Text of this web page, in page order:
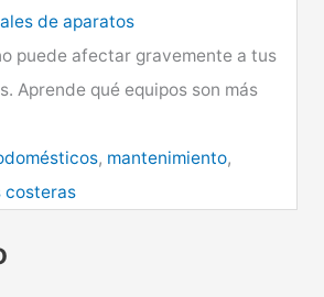
de aparatos
puede afectar gravemente a tus
Aprende qué equipos son más
, mantenimiento,
costeras